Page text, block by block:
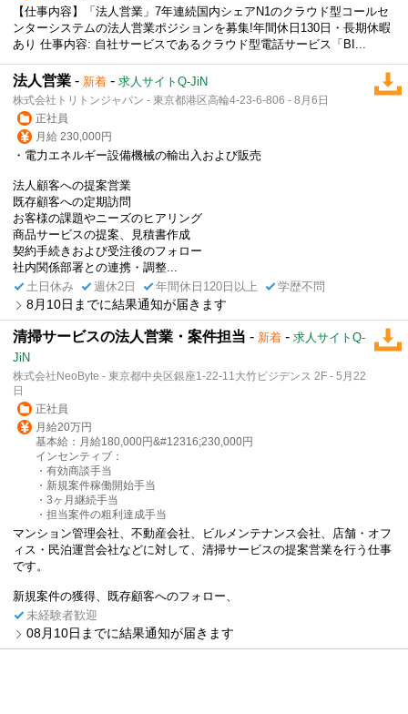
【仕事内容】「法人営業」7年連続国内シェアN1のクラウド型コールセ
ンターシステムの法人営業ポジションを募集!年間休日130日・長期休暇
あり 仕事内容: 自社サービスであるクラウド型電話サービス「BI...
法人営業 - 新着 - 求人サイトQ-JiN
株式会社トリトンジャパン - 東京都港区高輪4-23-6-806 - 8月6日
正社員
月給 230,000円
・電力エネルギー設備機械の輸出入および販売
法人顧客への提案営業
既存顧客への定期訪問
お客様の課題やニーズのヒアリング
商品サービスの提案、見積書作成
契約手続きおよび受注後のフォロー
社内関係部署との連携・調整...
土日休み
週休2日 年間休日120日以上 学歴不問
8月10日までに結果通知が届きます
清掃サービスの法人営業・案件担当 - 新着 - 求人サイトQ-
JiN
株式会社NeoByte - 東京都中央区銀座1-22-11大竹ビジデンス 2F - 5月22
日
正社員
月給20万円
基本給：月給180,000円&#12316;230,000円
インセンティブ：
・有効商談手当
・新規案件稼働開始手当
・3ヶ月継続手当
・担当案件の粗利達成手当
マンション管理会社、不動産会社、ビルメンテナンス会社、店舗・オフ
ィス・民泊運営会社などに対して、清掃サービスの提案営業を行う仕事
です。
新規案件の獲得、既存顧客へのフォロー、
未経験者歓迎
08月10日までに結果通知が届きます